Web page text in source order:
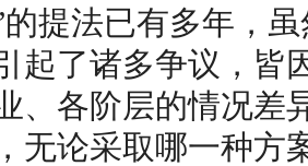
提法已有多年，
起了诸多争议，皆
、各阶层的情况差
无论采取哪一种方